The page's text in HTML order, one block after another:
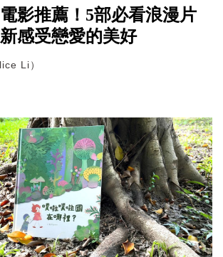
影推薦！5部必看浪漫片
感受戀愛的美好
Li）